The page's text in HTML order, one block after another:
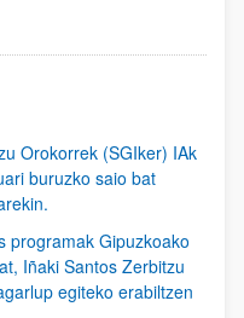
Orokorrek (SGIker) IAk
buruzko saio bat
programak Gipuzkoako
Iñaki Santos Zerbitzu
egiteko erabiltzen